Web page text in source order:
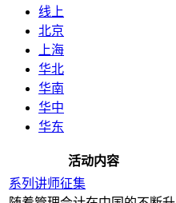
线上
北京
上海
华北
华南
华中
华东
活动内容
系列讲师征集